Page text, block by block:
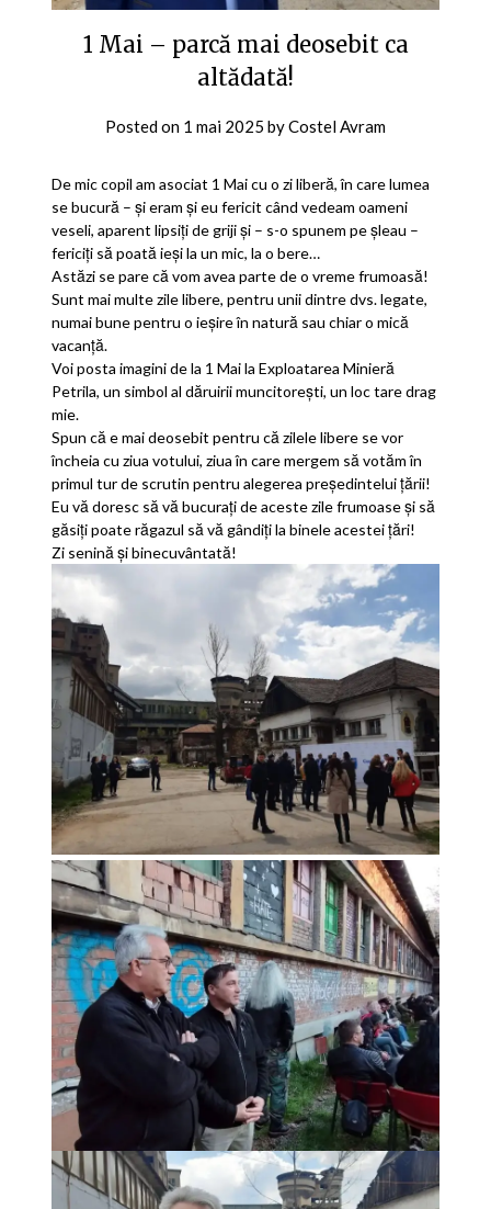
1 Mai – parcă mai deosebit ca
altădată!
Posted on 1 mai 2025 byCostel Avram
De mic copil am asociat 1 Mai cu o zi liberă, în care lumea
se bucură – și eram și eu fericit când vedeam oameni
veseli, aparent lipsiți de griji și – s-o spunem pe șleau –
fericiți să poată ieși la un mic, la o bere…
Astăzi se pare că vom avea parte de o vreme frumoasă!
Sunt mai multe zile libere, pentru unii dintre dvs. legate,
numai bune pentru o ieșire în natură sau chiar o mică
vacanță.
Voi posta imagini de la 1 Mai la Exploatarea Minieră
Petrila, un simbol al dăruirii muncitorești, un loc tare drag
mie.
Spun că e mai deosebit pentru că zilele libere se vor
încheia cu ziua votului, ziua în care mergem să votăm în
primul tur de scrutin pentru alegerea președintelui țării!
Eu vă doresc să vă bucurați de aceste zile frumoase și să
găsiți poate răgazul să vă gândiți la binele acestei țări!
Zi senină și binecuvântată!